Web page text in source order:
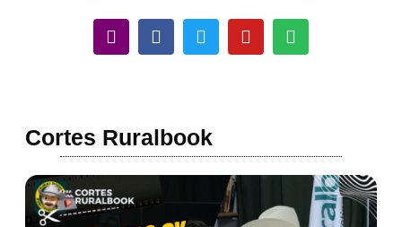
Cortes Ruralbook